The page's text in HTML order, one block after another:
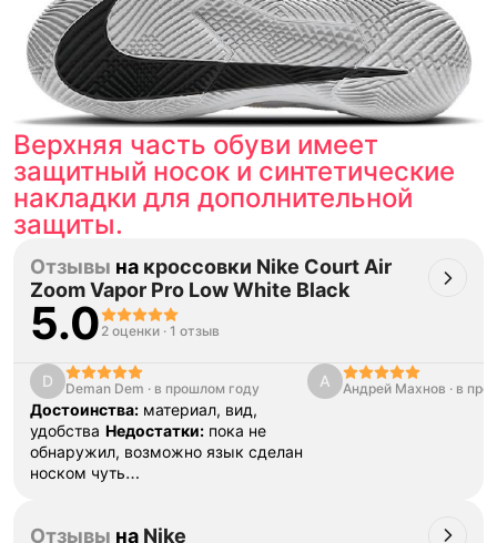
Верхняя часть обуви имеет
защитный носок и синтетические
накладки для дополнительной
защиты.
Отзывы на кроссовки Nike Court Air
Zoom Vapor Pro Low White Black
5.0 2 оценки · 1 отзыв
D Deman Dem · в прошлом году
Достоинства: материал, вид,
удобства Недостатки: пока не
обнаружил, возможно язык сделан
носком чуть
играл
А Андрей Махнов · в
Отзывы на Nike